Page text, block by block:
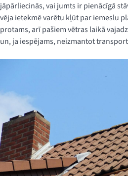
jāpārliecinās, vai jumts ir pienācīgā
vēja ietekmē varētu kļūt par iemeslu
protams, arī pašiem vētras laikā
un, ja iespējams, neizmantot